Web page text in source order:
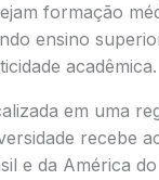
formação
ensino
acadêmica.
em uma
recebe
e da América